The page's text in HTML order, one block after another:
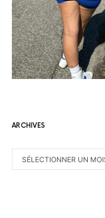
ARCHIVES
ARCHIVES